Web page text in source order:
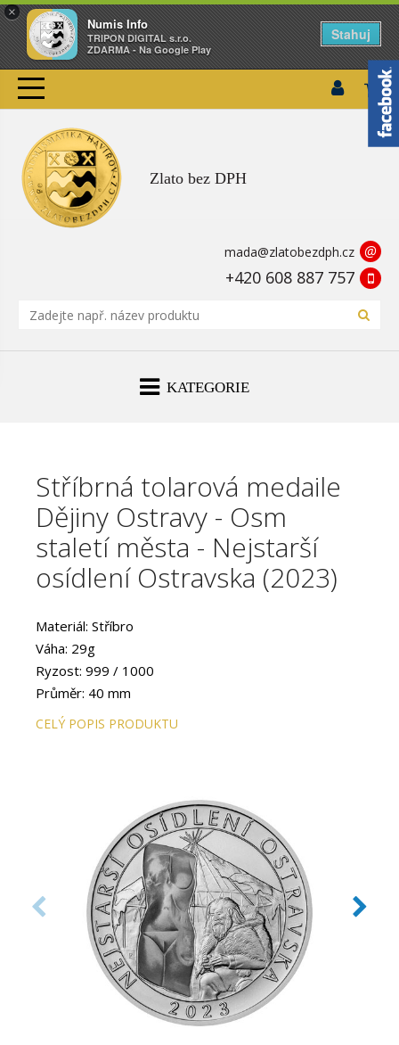
×
Numis Info
TRIPON DIGITAL s.r.o.
ZDARMA - Na Google Play
Stahuj
Zlato bez DPH
mada@zlatobezdph.cz @
+420 608 887 757
KATEGORIE
Stříbrná tolarová medaile
Dějiny Ostravy - Osm
staletí města - Nejstarší
osídlení Ostravska (2023)
Materiál: Stříbro
Váha: 29g
Ryzost: 999 / 1000
Průměr: 40 mm
Provedení: Standard
CELÝ POPIS PRODUKTU